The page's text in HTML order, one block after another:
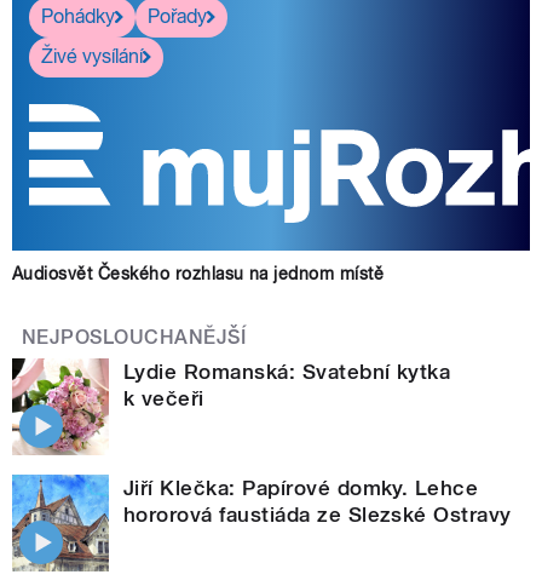
Pohádky
Pořady
Živé vysílání
Audiosvět Českého rozhlasu na jednom místě
NEJPOSLOUCHANĚJŠÍ
Lydie Romanská: Svatební kytka
k večeři
Jiří Klečka: Papírové domky. Lehce
hororová faustiáda ze Slezské Ostravy